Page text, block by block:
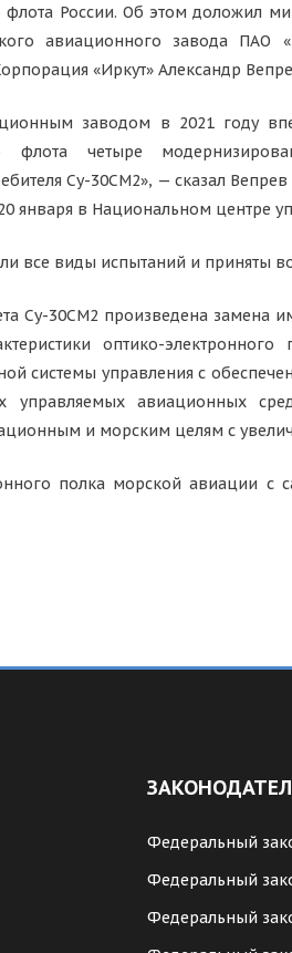
флота России. Об этом доложил
авиационного завода ПАО
«Иркут» Александр
заводом в 2021 году
флота четыре
Су-30СМ2», — сказал
января в Национальном центре
все виды испытаний и приняты
Су-30СМ2 произведена замена
оптико-
системы управления с
авиационных
и морским целям с
полка морской авиации с
Федеральный
Федеральный
Федеральный